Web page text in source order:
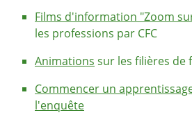
Films d'information "Zoom
les professions par CFC
Animations sur les filières de
Commencer un
l'enquête